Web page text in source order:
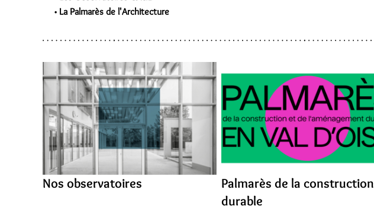
La Palmarès de l'Architecture
Nos observatoires
Palmarès de la construction
durable